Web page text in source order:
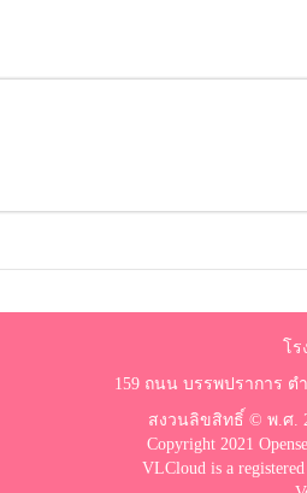
โ
159 ถนน บรรพปราการ ตำ
สงวนลิขสิทธิ์ © พ.ศ.
Copyright 2021
VLCloud is a